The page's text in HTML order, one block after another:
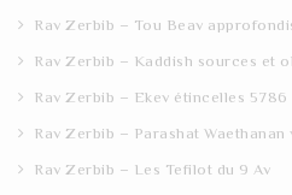
Rav Zerbib – Tou Beav
Rav Zerbib – Kaddish sources et
Rav Zerbib – Ekev étincelles 5786
Rav Zerbib – Parashat
Rav Zerbib – Les Tefilot du 9 Av